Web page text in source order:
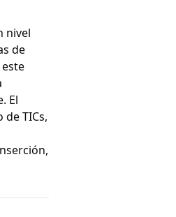
nivel
de
El
TICs,